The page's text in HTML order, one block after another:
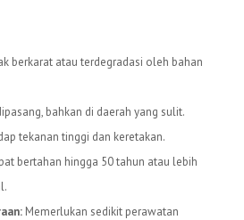
berkarat atau terdegradasi oleh bahan
bahkan di daerah yang sulit.
tekanan tinggi dan keretakan.
bertahan hingga 50 tahun atau lebih
Memerlukan sedikit perawatan